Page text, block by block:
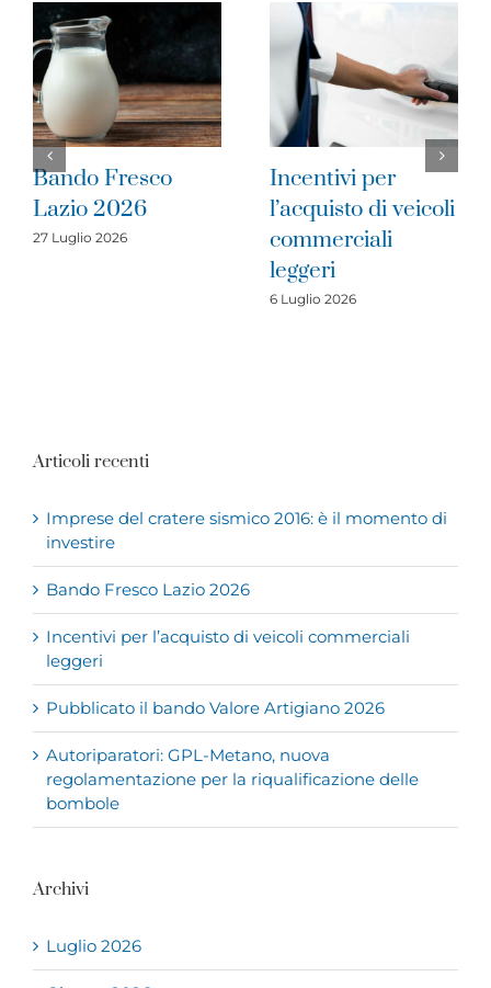
Incentivi per
l’acquisto di veicoli
Pubblicato il
bando
Artigiano
Articoli recenti
Imprese del cratere sismico 2016: è il momento di
investire
Bando Fresco Lazio 2026
Incentivi per l’acquisto di veicoli commerciali
leggeri
Pubblicato il bando Valore Artigiano 2026
Autoriparatori: GPL-Metano, nuova
regolamentazione per la riqualificazione delle
bombole
Archivi
Luglio 2026